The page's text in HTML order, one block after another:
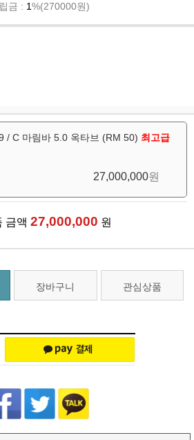
금 : 1%(270000원)
/ C 마림바 5.0 옥타브 (RM 50) 최고급
27,000,000원
금액 27,000,000 원
장바구니 관심상품